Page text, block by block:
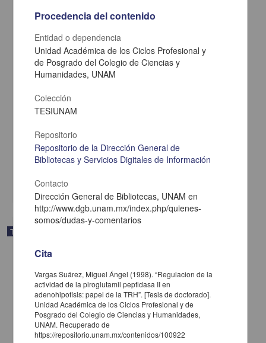
historiografia de la otredad
Lema Labadie D Arce, Rose
Artes y Humanidades
Trabajo de grado
Procedencia del contenido
Entidad o dependencia
Unidad Académica de los Ciclos Profesional y
de Posgrado del Colegio de Ciencias y
Humanidades, UNAM
Colección
TESIUNAM
Repositorio
Repositorio de la Dirección General de
Bibliotecas y Servicios Digitales de Información
Contacto
Dirección General de Bibliotecas, UNAM en
http://www.dgb.unam.mx/index.php/quienes-
somos/dudas-y-comentarios
Cita
Vargas Suárez, Miguel Ángel (1998). “Regulacion de la
actividad de la piroglutamil peptidasa II en
adenohipofisis: papel de la TRH”. [Tesis de doctorado].
Unidad Académica de los Ciclos Profesional y de
Posgrado del Colegio de Ciencias y Humanidades,
UNAM. Recuperado de
https://repositorio.unam.mx/contenidos/100922